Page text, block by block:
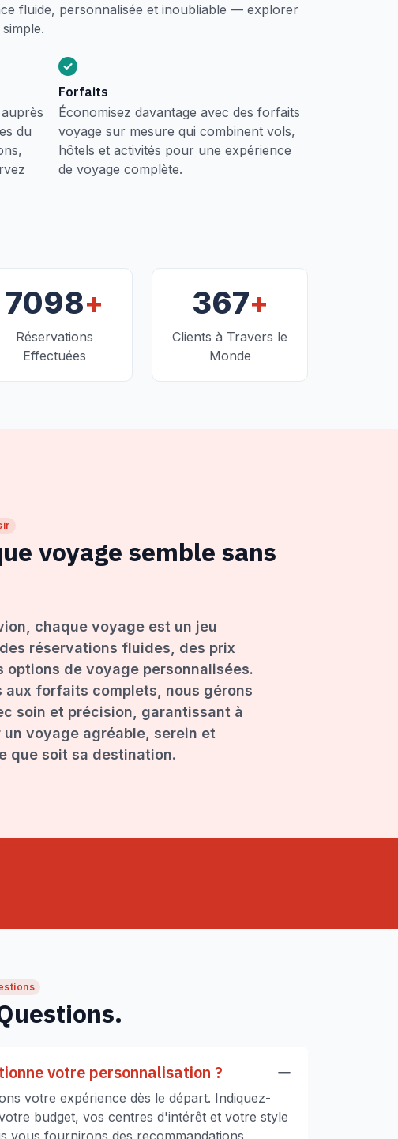
fluide, personnalisée et inoubliable — explorer
du
Forfaits
Économisez davantage avec des forfaits
voyage sur mesure qui combinent vols,
hôtels et activités pour une expérience
de voyage complète.
7098+
Réservations
Effectuées
367+
Clients à Travers le
Monde
voyage semble sans
chaque voyage est un jeu
réservations fluides, des prix
options de voyage personnalisées.
aux forfaits complets, nous gérons
soin et précision, garantissant à
voyage agréable, serein et
que soit sa destination.
votre personnalisation ?
votre expérience dès le départ. Indiquez-
budget, vos centres d'intérêt et votre style
vous fournirons des recommandations